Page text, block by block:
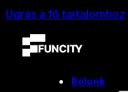
Ugrás a fő tartalomhoz
Rólunk